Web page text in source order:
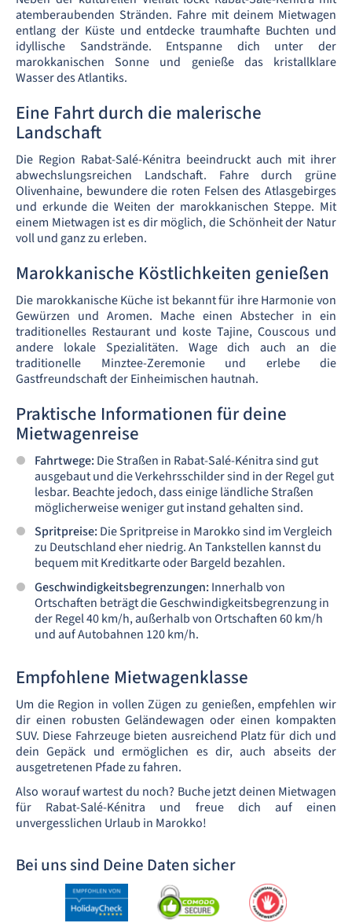
atemberaubenden Stränden. Fahre mit deinem Mietwagen
entlang der Küste und entdecke traumhafte Buchten und
idyllische Sandstrände. Entspanne dich unter der
marokkanischen Sonne und genieße das kristallklare
Wasser des Atlantiks.
Eine Fahrt durch die malerische
Landschaft
Die Region Rabat-Salé-Kénitra beeindruckt auch mit ihrer
abwechslungsreichen Landschaft. Fahre durch grüne
Olivenhaine, bewundere die roten Felsen des Atlasgebirges
und erkunde die Weiten der marokkanischen Steppe. Mit
einem Mietwagen ist es dir möglich, die Schönheit der Natur
voll und ganz zu erleben.
Marokkanische Köstlichkeiten genießen
Die marokkanische Küche ist bekannt für ihre Harmonie von
Gewürzen und Aromen. Mache einen Abstecher in ein
traditionelles Restaurant und koste Tajine, Couscous und
andere lokale Spezialitäten. Wage dich auch an die
traditionelle Minztee-Zeremonie und erlebe die
Gastfreundschaft der Einheimischen hautnah.
Praktische Informationen für deine
Mietwagenreise
Fahrtwege: Die Straßen in Rabat-Salé-Kénitra sind gut
ausgebaut und die Verkehrsschilder sind in der Regel gut
lesbar. Beachte jedoch, dass einige ländliche Straßen
möglicherweise weniger gut instand gehalten sind.
Spritpreise: Die Spritpreise in Marokko sind im Vergleich
zu Deutschland eher niedrig. An Tankstellen kannst du
bequem mit Kreditkarte oder Bargeld bezahlen.
Geschwindigkeitsbegrenzungen: Innerhalb von
Ortschaften beträgt die Geschwindigkeitsbegrenzung in
der Regel 40 km/h, außerhalb von Ortschaften 60 km/h
und auf Autobahnen 120 km/h.
Empfohlene Mietwagenklasse
Um die Region in vollen Zügen zu genießen, empfehlen wir
dir einen robusten Geländewagen oder einen kompakten
SUV. Diese Fahrzeuge bieten ausreichend Platz für dich und
dein Gepäck und ermöglichen es dir, auch abseits der
ausgetretenen Pfade zu fahren.
Also worauf wartest du noch? Buche jetzt deinen Mietwagen
für Rabat-Salé-Kénitra und freue dich auf einen
unvergesslichen Urlaub in Marokko!
Bei uns sind Deine Daten sicher